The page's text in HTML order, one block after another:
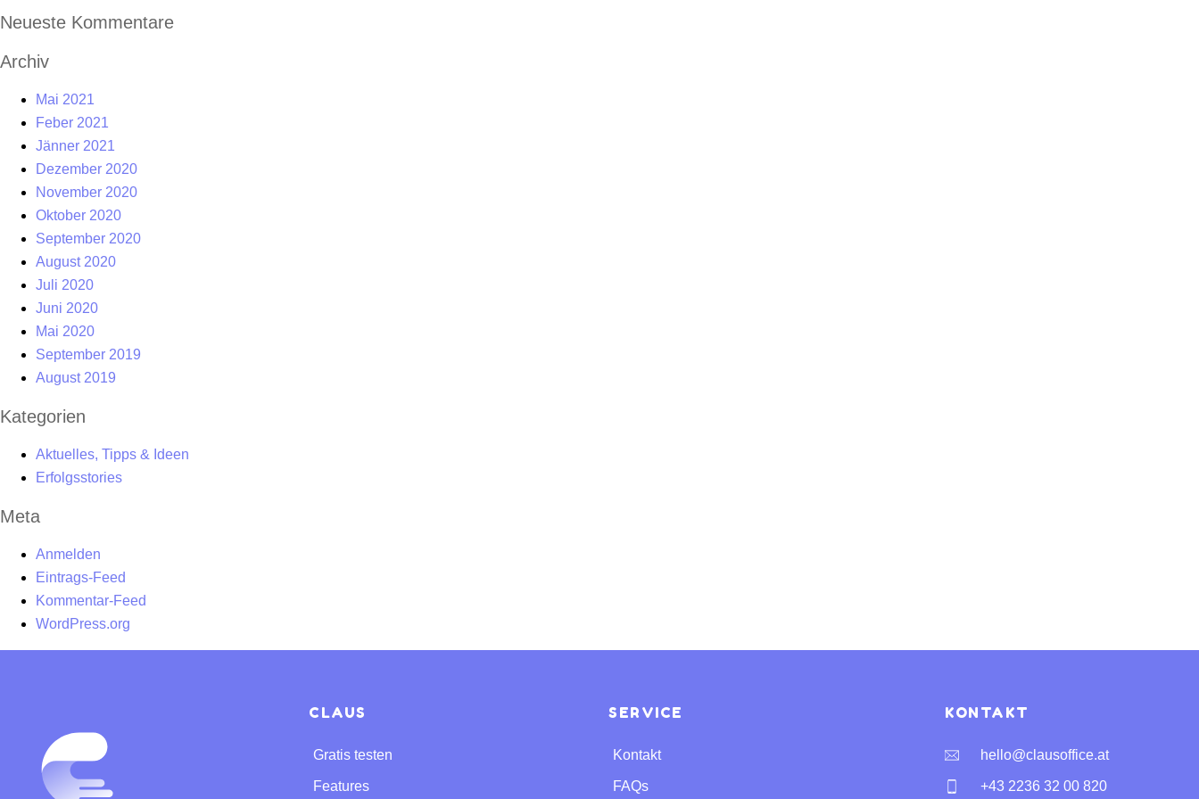
Neueste Kommentare
Archiv
Mai 2021
Feber 2021
Jänner 2021
Dezember 2020
November 2020
Oktober 2020
September 2020
August 2020
Juli 2020
Juni 2020
Mai 2020
September 2019
August 2019
Kategorien
Aktuelles, Tipps & Ideen
Erfolgsstories
Meta
Anmelden
Eintrags-Feed
Kommentar-Feed
WordPress.org
CLAUS
Gratis testen
Features
SERVICE
Kontakt
FAQs
KONTAKT
hello@clausoffice.at
+43 2236 32 00 820